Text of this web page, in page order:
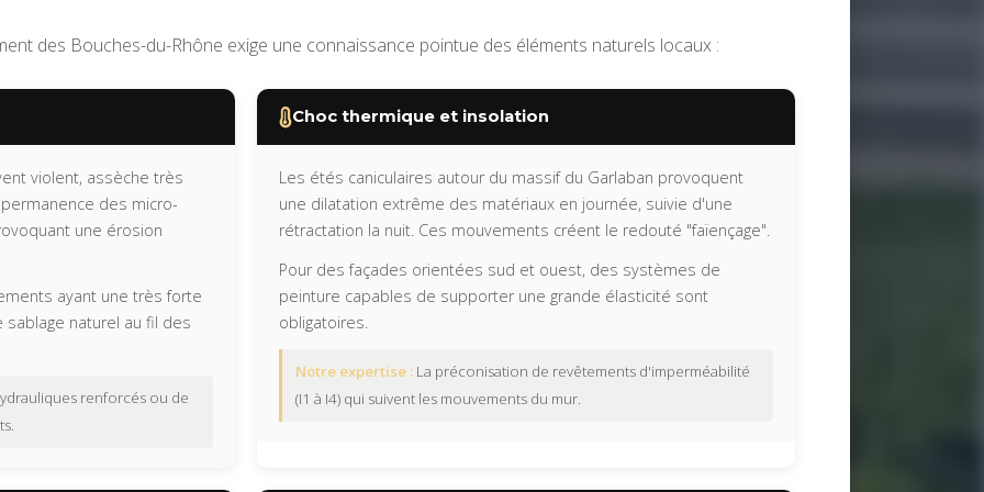
des Bouches-du-Rhône exige une connaissance pointue des éléments naturels locaux :
violent, assèche très
des micro-
une érosion
ayant une très forte
naturel au fil des
renforcés ou de
Choc thermique et insolation
Les étés caniculaires autour du massif du Garlaban provoquent
une dilatation extrême des matériaux en journée, suivie d'une
rétractation la nuit. Ces mouvements créent le redouté "faïençage".
Pour des façades orientées sud et ouest, des systèmes de
peinture capables de supporter une grande élasticité sont
obligatoires.
Notre expertise : La préconisation de revêtements d'imperméabilité
(I1 à I4) qui suivent les mouvements du mur.